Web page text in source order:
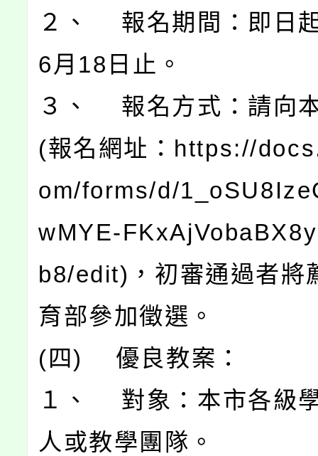
２、 報名期間：即日
6月18日止。
３、 報名方式：請向
(報名網址：https://
om/forms/d/
wMYE-
b8/edit)，初審通過者將
育部參加徵選。
(四) 優良教案：
１、 對象：本市各級
人或教學團隊。